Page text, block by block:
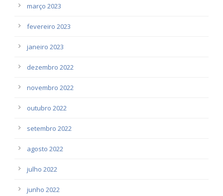
março 2023
fevereiro 2023
janeiro 2023
dezembro 2022
novembro 2022
outubro 2022
setembro 2022
agosto 2022
julho 2022
junho 2022